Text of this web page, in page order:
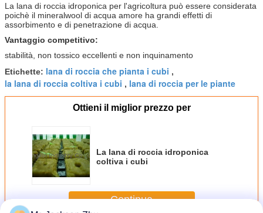
La lana di roccia idroponica per l'agricoltura può essere considerata
poichè il mineralwool di acqua amore ha grandi effetti di
assorbimento e di penetrazione di acqua.
Vantaggio competitivo:
stabilità, non tossico eccellenti e non inquinamento
Etichette: lana di roccia che pianta i cubi ,
la lana di roccia coltiva i cubi , lana di roccia per le piante
Ottieni il miglior prezzo per
La lana di roccia idroponica
coltiva i cubi
Continua